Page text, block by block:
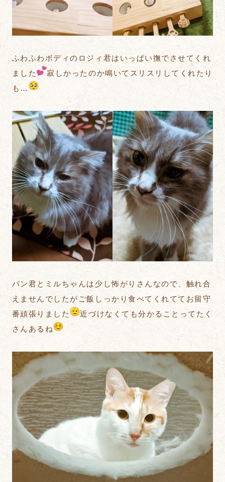
ふわふわボディのロジィ君はいっぱい撫でさせてくれ
ました
寂しかったのか鳴いてスリスリしてくれたり
も…
パン君とミルちゃんは少し怖がりさんなので、触れ合
えませんでしたがご飯しっかり食べてくれててお留守
番頑張りました
近づけなくても分かることってたく
さんあるね